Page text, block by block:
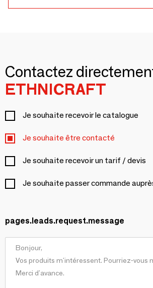
Contactez
ETHNICRAFT
Je souhaite recevoir le catalogue
Je souhaite être contacté
Je souhaite recevoir un tarif / devis
Je souhaite passer commande
pages.leads.request.message